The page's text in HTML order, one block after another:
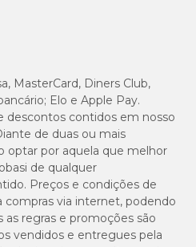
MasterCard, Diners Club,
Elo e Apple Pay.
descontos contidos em nosso
de duas ou mais
optar por aquela que melhor
de qualquer
Preços e condições de
compras via internet, podendo
as regras e promoções são
vendidos e entregues pela